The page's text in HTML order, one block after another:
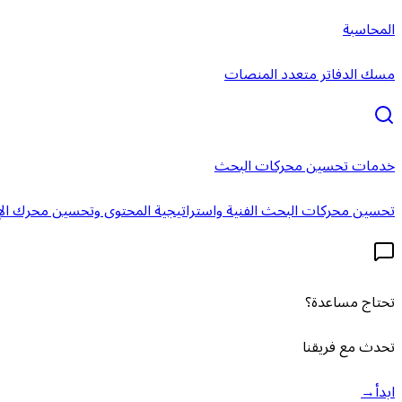
المحاسبة
مسك الدفاتر متعدد المنصات
خدمات تحسين محركات البحث
تحسين محركات البحث الفنية واستراتيجية المحتوى وتحسين محرك
تحتاج مساعدة؟
تحدث مع فريقنا
ابدأ→